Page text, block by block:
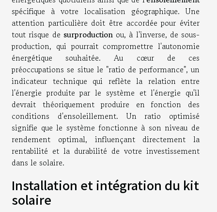
spécifique à votre localisation géographique. Une
attention particulière doit être accordée pour éviter
tout risque de surproductionou, à l'inverse, de sous-
production, qui pourrait compromettre l'autonomie
énergétique souhaitée. Au cœur de ces
préoccupations se situe le "ratio de performance", un
indicateur technique qui reflète la relation entre
l'énergie produite par le système et l'énergie qu'il
devrait théoriquement produire en fonction des
conditions d'ensoleillement. Un ratio optimisé
signifie que le système fonctionne à son niveau de
rendement optimal, influençant directement la
rentabilité et la durabilité de votre investissement
dans le solaire.
Installation et intégration du kit
solaire